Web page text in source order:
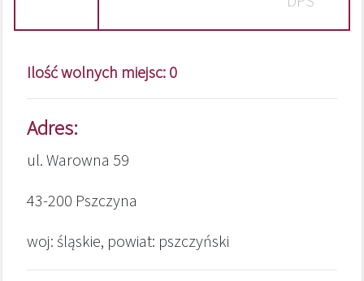
Ilość wolnych miejsc: 0
Adres:
ul. Warowna 59
43-200 Pszczyna
woj: śląskie, powiat: pszczyński